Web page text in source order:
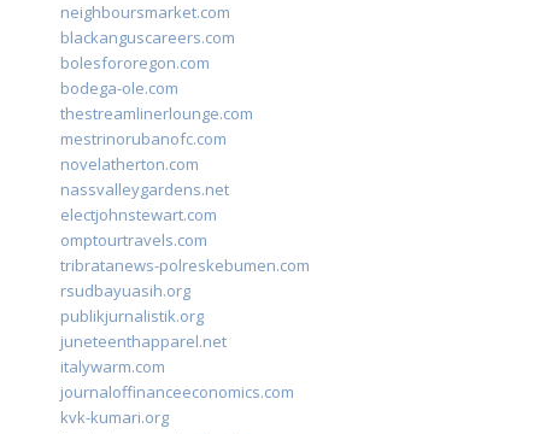
neighboursmarket.com
blackanguscareers.com
bolesfororegon.com
bodega-ole.com
thestreamlinerlounge.com
mestrinorubanofc.com
novelatherton.com
nassvalleygardens.net
electjohnstewart.com
omptourtravels.com
tribratanews-polreskebumen.com
rsudbayuasih.org
publikjurnalistik.org
juneteenthapparel.net
italywarm.com
journaloffinanceeconomics.com
kvk-kumari.org